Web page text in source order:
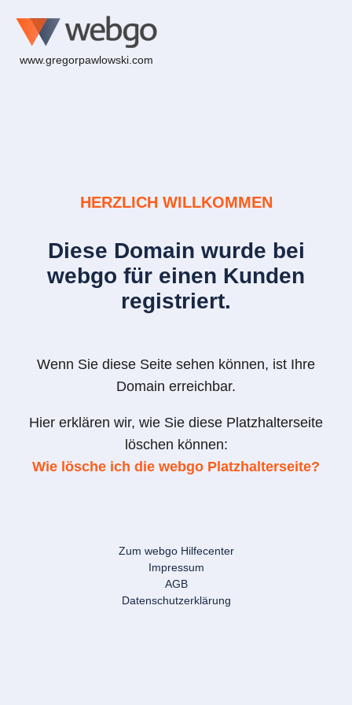
www.gregorpawlowski.com
HERZLICH WILLKOMMEN
Diese Domain wurde bei
webgo für einen Kunden
registriert.
Wenn Sie diese Seite sehen können, ist Ihre
Domain erreichbar.
Hier erklären wir, wie Sie diese Platzhalterseite
löschen können:
Wie lösche ich die webgo Platzhalterseite?
Zum webgo Hilfecenter
Impressum
AGB
Datenschutzerklärung